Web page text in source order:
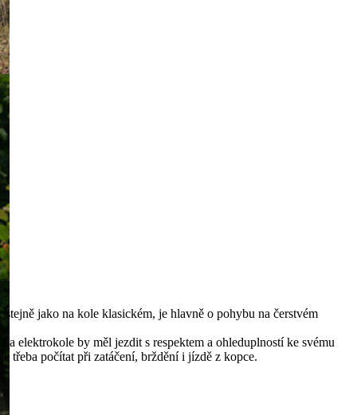
jako na kole klasickém, je hlavně o pohybu na čerstvém
elektrokole by měl jezdit s respektem a ohleduplností ke svému
třeba počítat při zatáčení, brždění i jízdě z kopce.